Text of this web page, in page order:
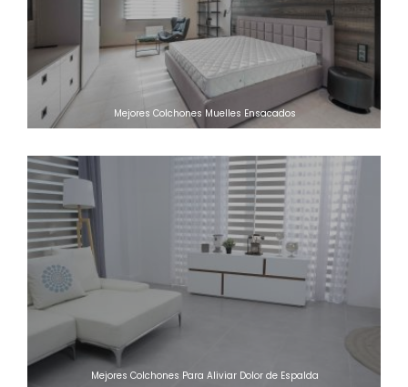
Mejores Colchones Muelles Ensacados
Mejores Colchones Para Aliviar Dolor de Espalda